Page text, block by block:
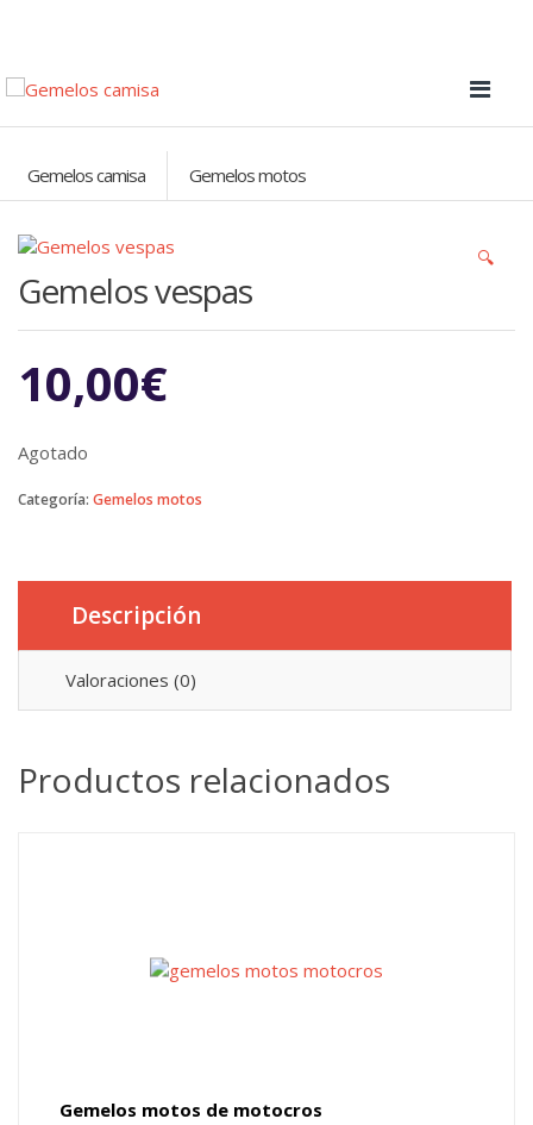
Gemelos camisa Gemelos motos
🔍
Gemelos vespas
10,00€
Agotado
Categoría: Gemelos motos
Descripción
Valoraciones (0)
Productos relacionados
Gemelos motos de motocros